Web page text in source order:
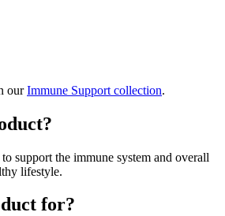
ourImmune Support collection.
support the immune system and overall
lifestyle.
for?